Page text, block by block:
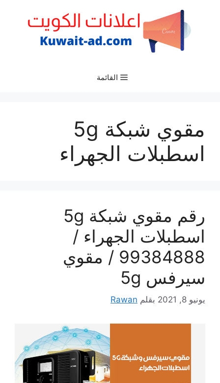
القائمة
مقوي شبكة 5g
اسطبلات الجهراء
رقم مقوي شبكة 5g
اسطبلات الجهراء /
99384888 / مقوي
سيرفس 5g
يونيو 8, 2021 بقلم Rawan